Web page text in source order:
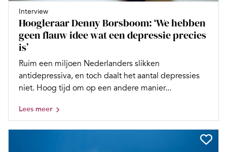
Interview
Hoogleraar Denny Borsboom: ‘We hebben
geen flauw idee wat een depressie precies
is’
Ruim een miljoen Nederlanders slikken
antidepressiva, en toch daalt het aantal depressies
niet. Hoog tijd om op een andere manier...
Lees meer